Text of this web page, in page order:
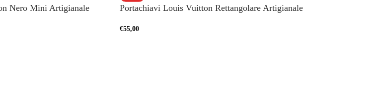
Nero Mini Artigianale Portachiavi Louis Vuitton Rettangolare Artigianale
€55,00